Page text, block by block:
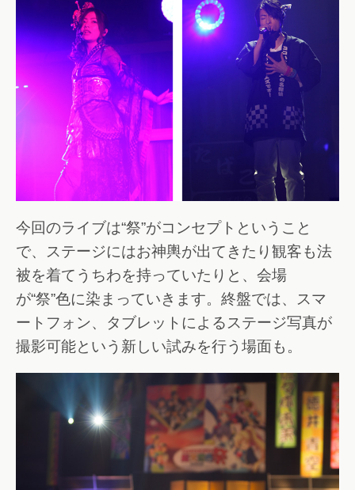
今回のライブは“祭”がコンセプトということ
で、ステージにはお神輿が出てきたり観客も法
被を着てうちわを持っていたりと、会場
が“祭”色に染まっていきます。終盤では、スマ
ートフォン、タブレットによるステージ写真が
撮影可能という新しい試みを行う場面も。